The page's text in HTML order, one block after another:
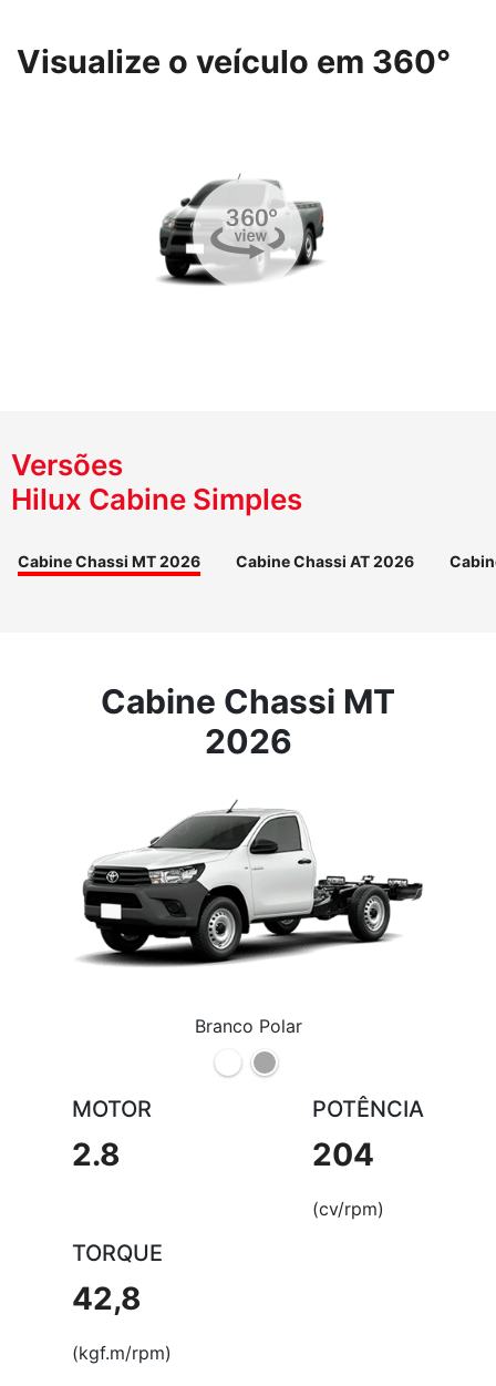
Visualize o veículo em 360°
Versões
Hilux Cabine Simples
Cabine Chassi MT 2026 Cabine Chassi AT 2026
Cabine Chassi MT
2026
Branco Polar
MOTOR
2.8
POTÊNCIA
204
(cv/rpm)
TORQUE
42,8
(kgf.m/rpm)